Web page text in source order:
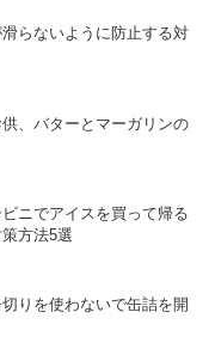
らないように防止する対
、バターとマーガリンの
ニでアイスを買って帰る
方法5選
りを使わないで缶詰を開